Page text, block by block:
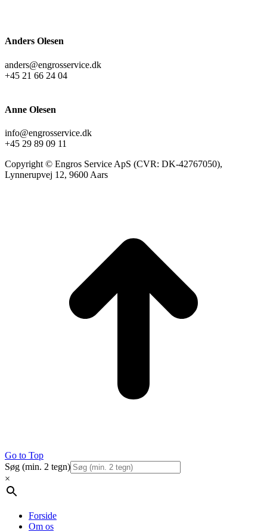
Anders Olesen
anders@engrosservice.dk
+45 21 66 24 04
Anne Olesen
info@engrosservice.dk
+45 29 89 09 11
Copyright © Engros Service ApS (CVR: DK-42767050),
Lynnerupvej 12, 9600 Aars
Go to Top
Søg (min. 2 tegn)
×
Forside
Om os